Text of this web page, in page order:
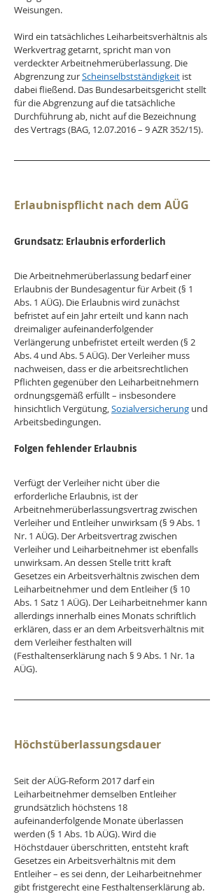
Weisungen.
Wird ein tatsächliches Leiharbeitsverhältnis als
Werkvertrag getarnt, spricht man von
verdeckter Arbeitnehmerüberlassung. Die
Abgrenzung zur Scheinselbstständigkeit ist
dabei fließend. Das Bundesarbeitsgericht stellt
für die Abgrenzung auf die tatsächliche
Durchführung ab, nicht auf die Bezeichnung
des Vertrags (BAG, 12.07.2016 – 9 AZR 352/15).
Erlaubnispflicht nach dem AÜG
Grundsatz: Erlaubnis erforderlich
Die Arbeitnehmerüberlassung bedarf einer
Erlaubnis der Bundesagentur für Arbeit (§ 1
Abs. 1 AÜG). Die Erlaubnis wird zunächst
befristet auf ein Jahr erteilt und kann nach
dreimaliger aufeinanderfolgender
Verlängerung unbefristet erteilt werden (§ 2
Abs. 4 und Abs. 5 AÜG). Der Verleiher muss
nachweisen, dass er die arbeitsrechtlichen
Pflichten gegenüber den Leiharbeitnehmern
ordnungsgemäß erfüllt – insbesondere
hinsichtlich Vergütung, Sozialversicherung und
Arbeitsbedingungen.
Folgen fehlender Erlaubnis
Verfügt der Verleiher nicht über die
erforderliche Erlaubnis, ist der
Arbeitnehmerüberlassungsvertrag zwischen
Verleiher und Entleiher unwirksam (§ 9 Abs. 1
Nr. 1 AÜG). Der Arbeitsvertrag zwischen
Verleiher und Leiharbeitnehmer ist ebenfalls
unwirksam. An dessen Stelle tritt kraft
Gesetzes ein Arbeitsverhältnis zwischen dem
Leiharbeitnehmer und dem Entleiher (§ 10
Abs. 1 Satz 1 AÜG). Der Leiharbeitnehmer kann
allerdings innerhalb eines Monats schriftlich
erklären, dass er an dem Arbeitsverhältnis mit
dem Verleiher festhalten will
(Festhaltenserklärung nach § 9 Abs. 1 Nr. 1a
AÜG).
Höchstüberlassungsdauer
Seit der AÜG-Reform 2017 darf ein
Leiharbeitnehmer demselben Entleiher
grundsätzlich höchstens 18
aufeinanderfolgende Monate überlassen
werden (§ 1 Abs. 1b AÜG). Wird die
Höchstdauer überschritten, entsteht kraft
Gesetzes ein Arbeitsverhältnis mit dem
Entleiher – es sei denn, der Leiharbeitnehmer
gibt fristgerecht eine Festhaltenserklärung ab.